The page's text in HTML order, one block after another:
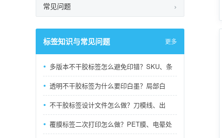
常见问题
标签知识与常见问题 更多
多版本不干胶标签怎么避免印错？SKU、条
透明不干胶标签为什么要印白墨？局部白
不干胶标签设计文件怎么做？刀模线、出
覆膜标签二次打印怎么做？PET膜、电晕处